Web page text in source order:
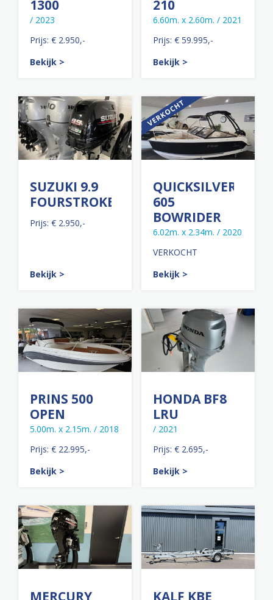
1300
/ 2023
Prijs: € 2.950,-
Bekijk >
210
6.60m. x 2.60m. / 2021
Prijs: € 59.995,-
Bekijk >
SUZUKI 9.9
FOURSTROKE
Prijs: € 2.950,-
Bekijk >
QUICKSILVER
605
BOWRIDER
6.02m. x 2.34m. / 2020
VERKOCHT
Bekijk >
PRINS 500
OPEN
5.00m. x 2.15m. / 2018
Prijs: € 22.995,-
Bekijk >
HONDA BF8
LRU
/ 2021
Prijs: € 2.695,-
Bekijk >
MERCURY
KALF KBE